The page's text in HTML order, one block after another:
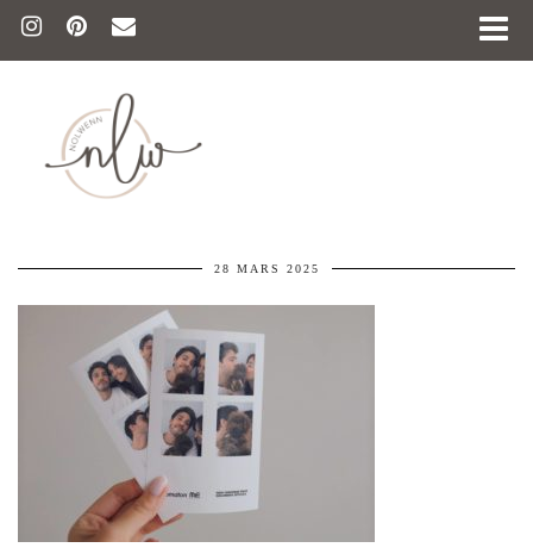
28 MARS 2025